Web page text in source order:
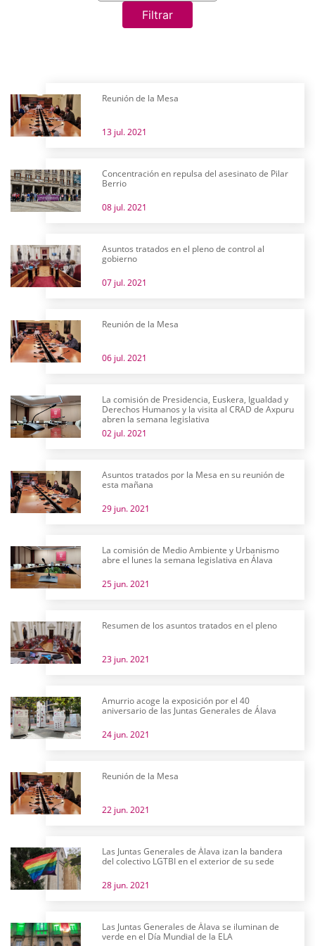
Filtrar
Reunión de la Mesa
13 jul. 2021
Concentración en repulsa del asesinato de Pilar
Berrio
08 jul. 2021
Asuntos tratados en el pleno de control al
gobierno
07 jul. 2021
Reunión de la Mesa
06 jul. 2021
La comisión de Presidencia, Euskera, Igualdad y
Derechos Humanos y la visita al CRAD de Axpuru
abren la semana legislativa
02 jul. 2021
Asuntos tratados por la Mesa en su reunión de
esta mañana
29 jun. 2021
La comisión de Medio Ambiente y Urbanismo
abre el lunes la semana legislativa en Álava
25 jun. 2021
Resumen de los asuntos tratados en el pleno
23 jun. 2021
Amurrio acoge la exposición por el 40
aniversario de las Juntas Generales de Álava
24 jun. 2021
Reunión de la Mesa
22 jun. 2021
Las Juntas Generales de Álava izan la bandera
del colectivo LGTBI en el exterior de su sede
28 jun. 2021
Las Juntas Generales de Álava se iluminan de
verde en el Día Mundial de la ELA